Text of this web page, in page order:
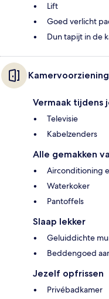
Lift
Goed verlicht
Dun tapijt in de
Vermaak tijdens
Televisie
Kabelzenders
Alle gemakken
Airconditioning
Waterkoker
Pantoffels
Slaap lekker
Geluiddichte
Beddengoed
Jezelf opfrissen
Privébadkamer